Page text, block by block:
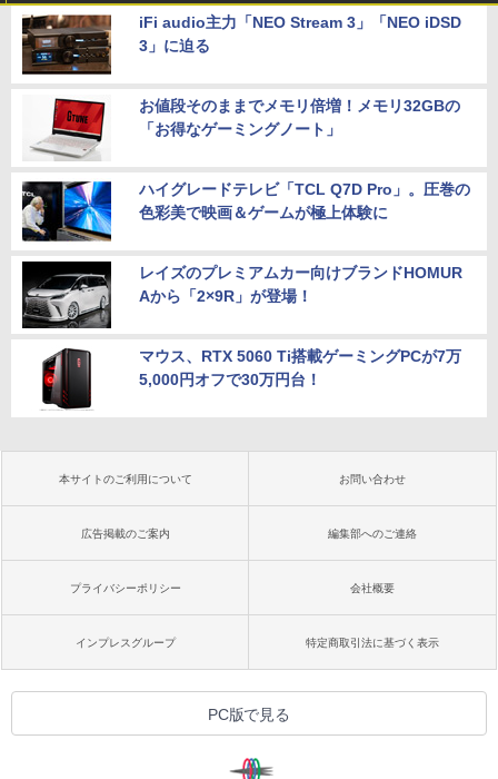
iFi audio主力「NEO Stream 3」「NEO iDSD
3」に迫る
お値段そのままでメモリ倍増！メモリ32GBの
「お得なゲーミングノート」
ハイグレードテレビ「TCL Q7D Pro」。圧巻の
色彩美で映画＆ゲームが極上体験に
レイズのプレミアムカー向けブランドHOMUR
Aから「2×9R」が登場！
マウス、RTX 5060 Ti搭載ゲーミングPCが7万
5,000円オフで30万円台！
本サイトのご利用について お問い合わせ
広告掲載のご案内 編集部へのご連絡
プライバシーポリシー 会社概要
インプレスグループ 特定商取引法に基づく表示
PC版で見る